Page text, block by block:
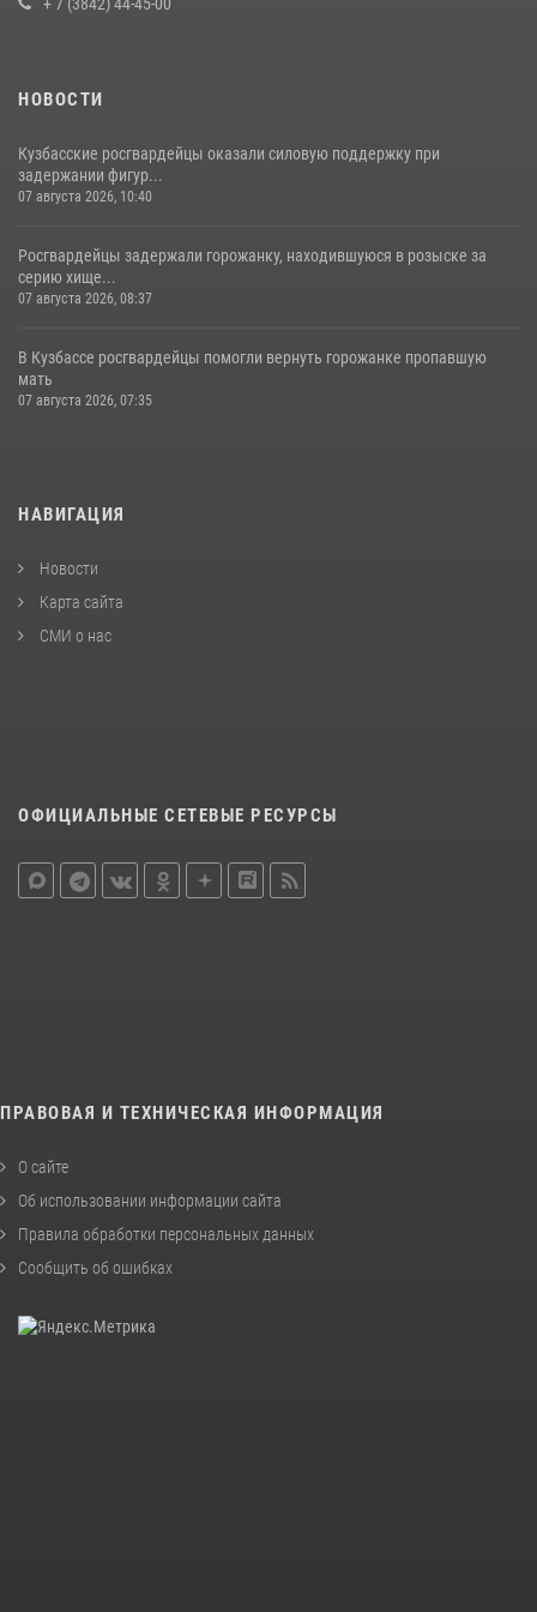
НОВОСТИ
Кузбасские росгвардейцы оказали силовую поддержку при
задержании фигур...
07 августа 2026, 10:40
Росгвардейцы задержали горожанку, находившуюся в розыске за
серию хище...
07 августа 2026, 08:37
В Кузбассе росгвардейцы помогли вернуть горожанке пропавшую
мать
07 августа 2026, 07:35
НАВИГАЦИЯ
Новости
Карта сайта
СМИ о нас
ОФИЦИАЛЬНЫЕ СЕТЕВЫЕ РЕСУРСЫ
ПРАВОВАЯ И ТЕХНИЧЕСКАЯ ИНФОРМАЦИЯ
О сайте
Об использовании информации сайта
Правила обработки персональных данных
Сообщить об ошибках